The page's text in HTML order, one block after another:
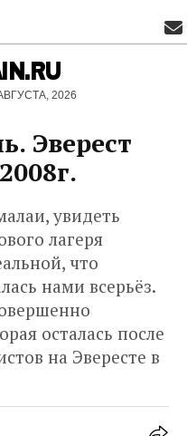
2026
Эверест
увидеть
лагеря
что
нами всерьёз.
осталась после
на Эвересте в